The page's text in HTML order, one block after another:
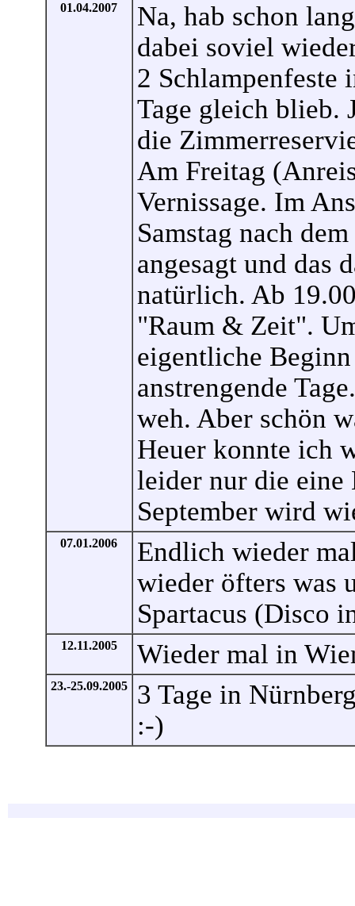
01.04.2007
Na, hab schon
dabei soviel
2
Tage gleich blieb.
die
Am Freitag
Vernissage. Im
Samstag nach
angesagt und das
natürlich. Ab
"Raum & Zeit".
eigentliche Beginn
anstrengende
weh. Aber schön
Heuer konnte ich
leider nur die eine
September wird
07.01.2006
Endlich wieder
wieder öfters was
Spartacus (Disco
12.11.2005 Wieder mal in
23.-25.09.2005
3 Tage in
:-)